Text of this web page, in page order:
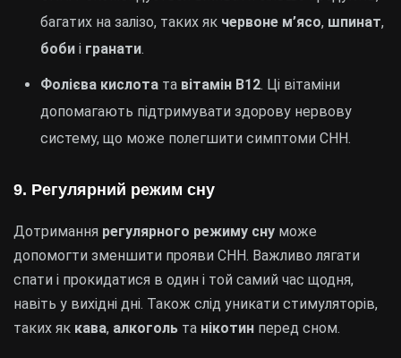
багатих на залізо, таких як червоне м’ясо, шпинат,
боби і гранати.
Фолієва кислота та вітамін В12. Ці вітаміни
допомагають підтримувати здорову нервову
систему, що може полегшити симптоми СНН.
9. Регулярний режим сну
Дотримання регулярного режиму сну може
допомогти зменшити прояви СНН. Важливо лягати
спати і прокидатися в один і той самий час щодня,
навіть у вихідні дні. Також слід уникати стимуляторів,
таких як кава, алкоголь та нікотин перед сном.